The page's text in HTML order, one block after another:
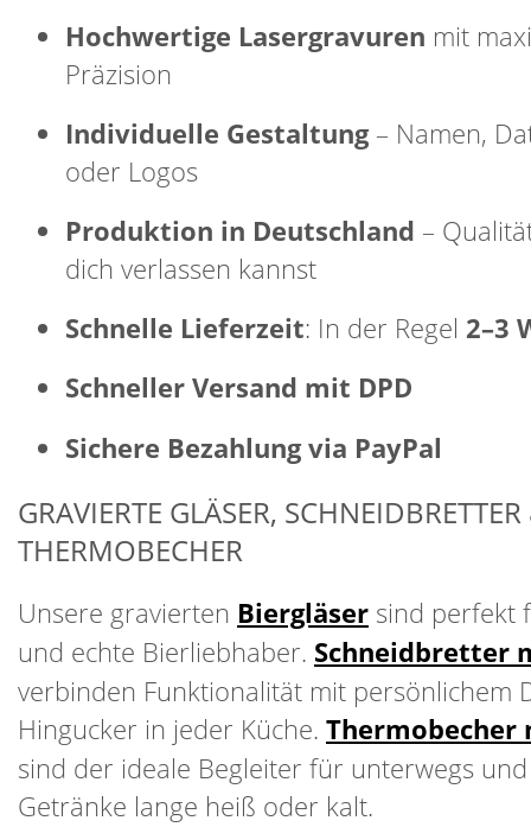
Hochwertige Lasergravuren mit
Präzision
Individuelle Gestaltung– Namen,
oder Logos
Produktion in Deutschland –
dich verlassen kannst
Schnelle Lieferzeit: In der Regel 2–3
Schneller Versand mit DPD
Sichere Bezahlung via PayPal
GRAVIERTE GLÄSER,
THERMOBECHER
Unsere gravierten Biergläser sind perfekt
und echte Bierliebhaber. Schneidbretter
verbinden Funktionalität mit persönlichem
Hingucker in jeder Küche. Thermobecher
sind der ideale Begleiter für unterwegs
Getränke lange heiß oder kalt.